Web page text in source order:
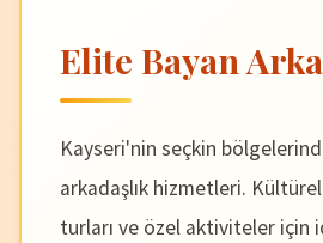
Elite Bayan
Kayseri'nin seçkin
arkadaşlık hizmetleri.
turları ve özel aktiviteler için